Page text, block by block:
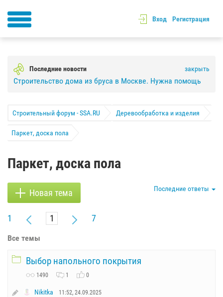
Вход Регистрация
Последние новости закрыть
Строительство дома из бруса в Москве. Нужна помощь
Строительный форум - SSA.RU Деревообработка и изделия
Паркет, доска пола
Паркет, доска пола
1 7
Новая тема Последние ответы
Все темы
Выбор напольного покрытия
1490 1 0
Nikitka 11:52, 24.09.2025